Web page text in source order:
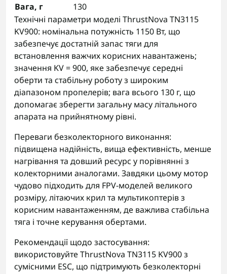
Вага, г
130
Технічні параметри моделі ThrustNova TN3115
KV900: номінальна потужність 1150 Вт, що
забезпечує достатній запас тяги для
встановлення важчих корисних навантажень;
значення KV = 900, яке забезпечує середні
оберти та стабільну роботу з широким
діапазоном пропелерів; вага всього 130 г, що
допомагає зберегти загальну масу літального
апарата на прийнятному рівні.
Переваги безколекторного виконання:
підвищена надійність, вища ефективність, менше
нагрівання та довший ресурс у порівнянні з
колекторними аналогами. Завдяки цьому мотор
чудово підходить для FPV-моделей великого
розміру, літаючих крил та мультикоптерів з
корисним навантаженням, де важлива стабільна
тяга і точне керування обертами.
Рекомендації щодо застосування:
використовуйте ThrustNova TN3115 KV900 з
сумісними ESC, що підтримують безколекторні